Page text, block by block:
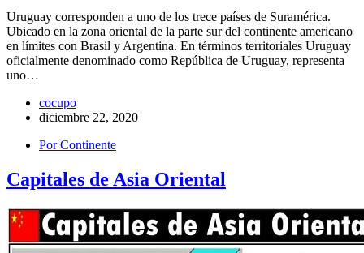
Uruguay corresponden a uno de los trece países de Suramérica.
Ubicado en la zona oriental de la parte sur del continente americano
en límites con Brasil y Argentina. En términos territoriales Uruguay
oficialmente denominado como República de Uruguay, representa
uno…
cocupo
diciembre 22, 2020
Por Continente
Capitales de Asia Oriental